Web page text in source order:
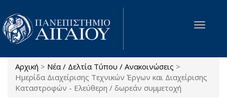
Παράκαμψη προς το κυρίως περιεχόμενο
Toggle
Είστε εδώ
Αρχική > Νέα / Δελτία Τύπου / Ανακοινώσεις >
Ημερίδα Διαχείρισης Τεχνικών Έργων και Διαχείρισης
Καταστροφών - Ελεύθερη / δωρεάν συμμετοχή